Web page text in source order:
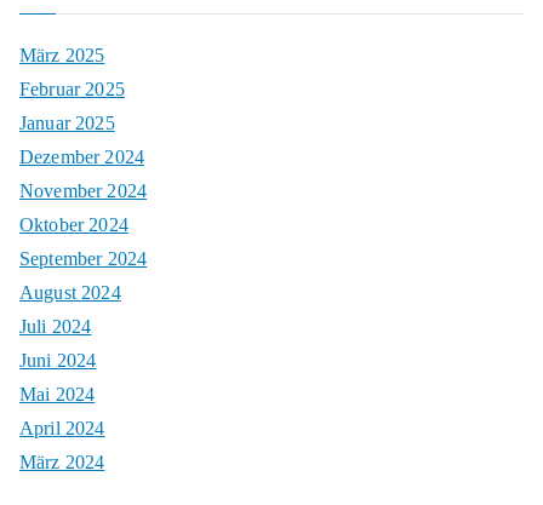
März 2025
Februar 2025
Januar 2025
Dezember 2024
November 2024
Oktober 2024
September 2024
August 2024
Juli 2024
Juni 2024
Mai 2024
April 2024
März 2024